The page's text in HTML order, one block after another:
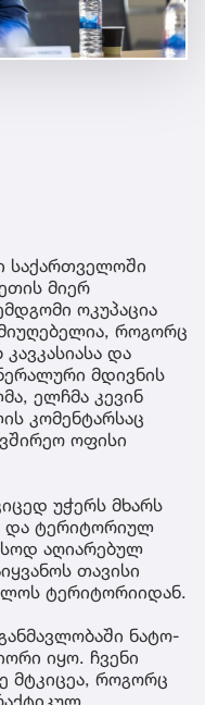
საქართველოში
მიერ
ოკუპაცია
როგორც
და
მდივნის
ელჩმა კევინ
კომენტარსაც
ოფისი
უჭერს მხარს
და ტერიტორიულ
აღიარებულ
თავისი
ტერიტორიიდან.
ნატო-
იყო. ჩვენი
მტკიცეა, როგორც